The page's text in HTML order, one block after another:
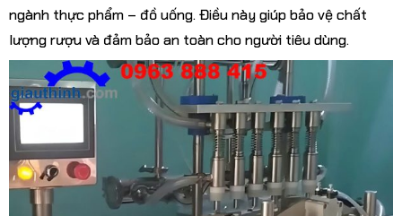
ngành thực phẩm – đồ uống. Điều này giúp bảo vệ chất
lượng rượu và đảm bảo an toàn cho người tiêu dùng.